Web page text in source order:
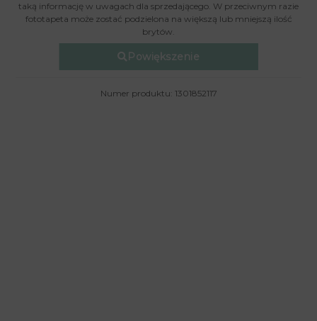
taką informację w uwagach dla sprzedającego. W przeciwnym razie
fototapeta może zostać podzielona na większą lub mniejszą ilość
brytów.
Powiększenie
Numer produktu: 1301852117